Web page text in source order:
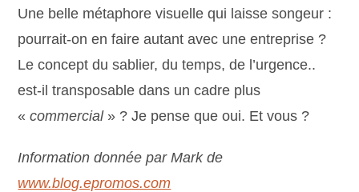
Une belle métaphore visuelle qui laisse songeur :
pourrait-on en faire autant avec une entreprise ?
Le concept du sablier, du temps, de l’urgence..
est-il transposable dans un cadre plus
«commercial» ? Je pense que oui. Et vous ?
Information donnée par Mark de
www.blog.epromos.com